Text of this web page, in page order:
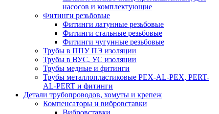
насосов и комплектующие
Фитинги резьбовые
Фитинги латунные резьбовые
Фитинги стальные резьбовые
Фитинги чугунные резьбовые
Трубы в ППУ ПЭ изоляции
Трубы в ВУС, УС изоляции
Трубы медные и фитинги
Трубы металлопластиковые PEX-AL-PEX, PERT-
AL-PERT и фитинги
Детали трубопроводов, хомуты и крепеж
Компенсаторы и вибровставки
Вибровставки